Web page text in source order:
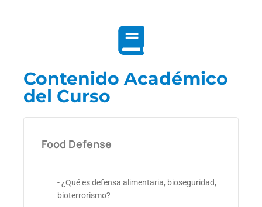
Contenido Académico
del Curso
Food Defense
- ¿Qué es defensa alimentaria, bioseguridad,
bioterrorismo?